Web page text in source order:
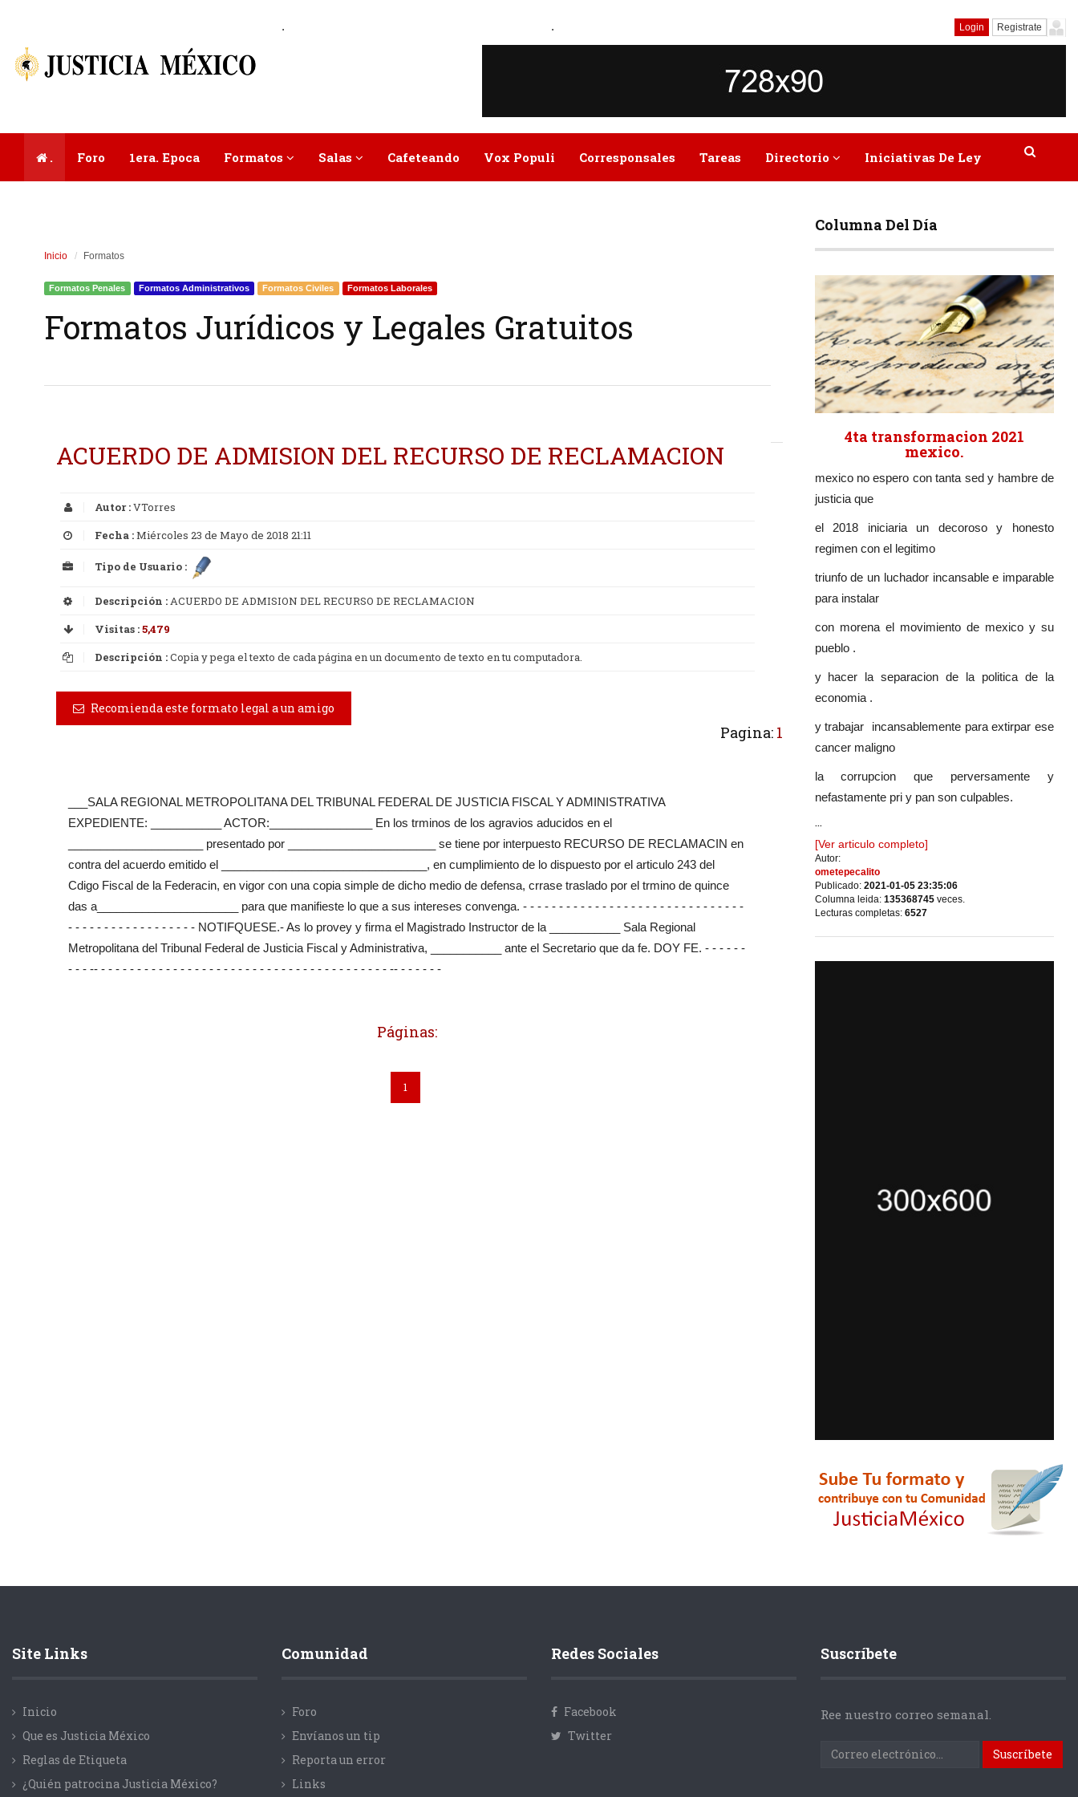
. . Login Registrate
. Foro 1era. Epoca Formatos Salas Cafeteando Vox Populi Corresponsales Tareas Directorio Iniciativas De Ley
Inicio Formatos
Formatos Penales Formatos Administrativos Formatos Civiles Formatos Laborales
Formatos Jurídicos y Legales Gratuitos
ACUERDO DE ADMISION DEL RECURSO DE RECLAMACION
Autor :VTorres
Fecha :Miércoles 23 de Mayo de 2018 21:11
Tipo de Usuario :
Descripción :ACUERDO DE ADMISION DEL RECURSO DE RECLAMACION
Visitas :5,479
Descripción :Copia y pega el texto de cada página en un documento de texto en tu computadora.
Recomienda este formato legal a un amigo
Pagina: 1
___SALA REGIONAL METROPOLITANA DEL TRIBUNAL FEDERAL DE JUSTICIA FISCAL Y ADMINISTRATIVA
EXPEDIENTE: ___________ ACTOR:________________ En los trminos de los agravios aducidos en el
_____________________ presentado por _______________________ se tiene por interpuesto RECURSO DE RECLAMACIN en
contra del acuerdo emitido el ________________________________, en cumplimiento de lo dispuesto por el articulo 243 del
Cdigo Fiscal de la Federacin, en vigor con una copia simple de dicho medio de defensa, crrase traslado por el trmino de quince
das a______________________ para que manifieste lo que a sus intereses convenga. - - - - - - - - - - - - - - - - - - - - - - - - - - - - - - -
- - - - - - - - - - - - - - - - - - NOTIFQUESE.- As lo provey y firma el Magistrado Instructor de la ___________ Sala Regional
Metropolitana del Tribunal Federal de Justicia Fiscal y Administrativa, ___________ ante el Secretario que da fe. DOY FE. - - - - - -
- - - -- - - - - - - - - - - - - - - - - - - - - - - - - - - - - - - - - - - - - - - - - -- - - - - - -
Páginas:
1
Columna Del Día
4ta transformacion 2021
mexico.
mexico no espero con tanta sed y hambre de
justicia que
el 2018 iniciaria un decoroso y honesto
regimen con el legitimo
triunfo de un luchador incansable e imparable
para instalar
con morena el movimiento de mexico y su
pueblo .
y hacer la separacion de la politica de la
economia .
y trabajar incansablemente para extirpar ese
cancer maligno
la corrupcion que perversamente y
nefastamente pri y pan son culpables.
...
[Ver articulo completo]
Autor:
ometepecalito
Publicado: 2021-01-05 23:35:06
Columna leida: 135368745veces.
Lecturas completas: 6527
Site Links
Inicio
Que es Justicia México
Reglas de Etiqueta
¿Quién patrocina Justicia México?
Comunidad
Foro
Envíanos un tip
Reporta un error
Links
Redes Sociales
Facebook
Twitter
Suscríbete
Ree nuestro correo semanal.